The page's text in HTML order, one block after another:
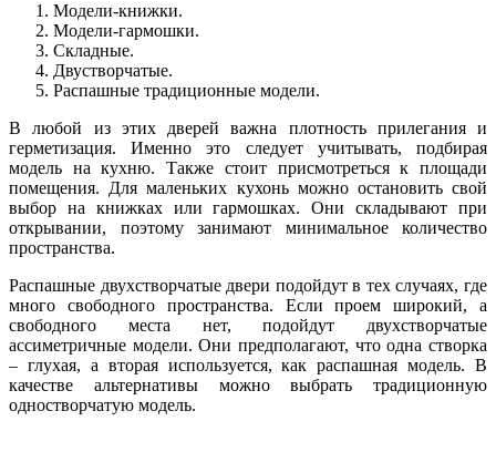
Модели-книжки.
Модели-гармошки.
Складные.
Двустворчатые.
Распашные традиционные модели.
В любой из этих дверей важна плотность прилегания и
герметизация. Именно это следует учитывать, подбирая
модель на кухню. Также стоит присмотреться к площади
помещения. Для маленьких кухонь можно остановить свой
выбор на книжках или гармошках. Они складывают при
открывании, поэтому занимают минимальное количество
пространства.
Распашные двухстворчатые двери подойдут в тех случаях, где
много свободного пространства. Если проем широкий, а
свободного места нет, подойдут двухстворчатые
ассиметричные модели. Они предполагают, что одна створка
– глухая, а вторая используется, как распашная модель. В
качестве альтернативы можно выбрать традиционную
одностворчатую модель.